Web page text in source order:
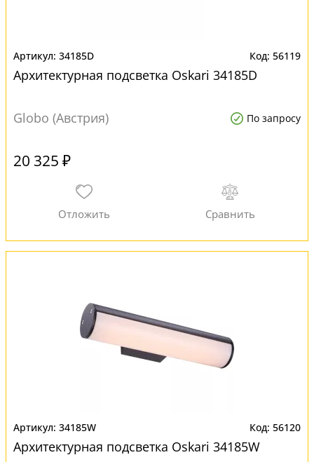
34185D 56119
Архитектурная подсветка Oskari 34185D
Globo (Австрия) По запросу
20 325 ₽
34185W 56120
Архитектурная подсветка Oskari 34185W